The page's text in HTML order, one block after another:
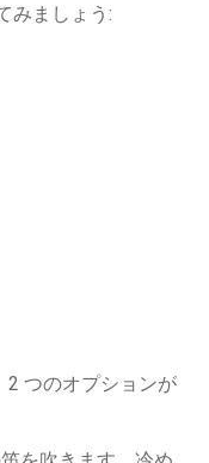
みましょう:
2 つのオプションが